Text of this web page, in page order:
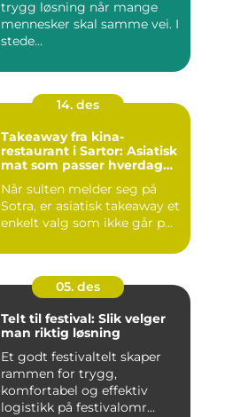
trygg løsning når mange
mennesker skal samme vei. I
stede...
14. des
Takeaway fra kina-
restaurant i Sartor: Asiatisk
mat som passer hverdag
Når sulten melder seg på
Sotra, er asiatisk takeaway et
enkelt valg som ikke går p...
05. des
Telt til festival: Slik velger
man riktig løsning
Et godt festivaltelt skaper
rammen for trygg,
komfortabel og effektiv
logistikk på festivalomr...